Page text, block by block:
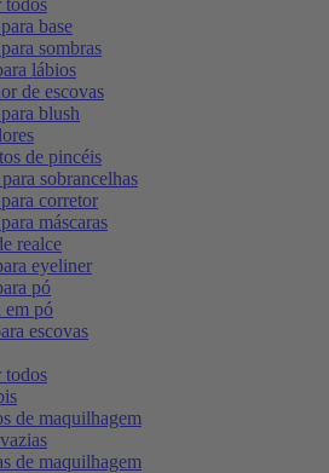
todos
base
sombras
lábios
de escovas
blush
de pincéis
sobrancelhas
corretor
máscaras
realce
eyeliner
pó
em pó
escovas
todos
de maquilhagem
de maquilhagem